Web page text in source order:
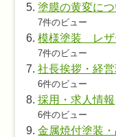
塗膜の黄変につ
7件のビュー
模様塗装 レザ
7件のビュー
社長挨拶・経
6件のビュー
採用・求人情報
6件のビュー
金属焼付塗装